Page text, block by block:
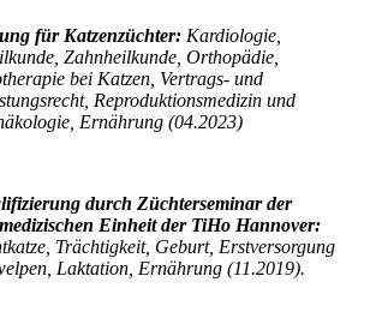
für Katzenzüchter: Kardiologie,
Zahnheilkunde, Orthopädie,
bei Katzen, Vertrags- und
Reproduktionsmedizin und
Ernährung (04.2023)
durch Züchterseminar der
Einheit der TiHo Hannover:
Trächtigkeit, Geburt, Erstversorgung
Laktation, Ernährung (11.2019).